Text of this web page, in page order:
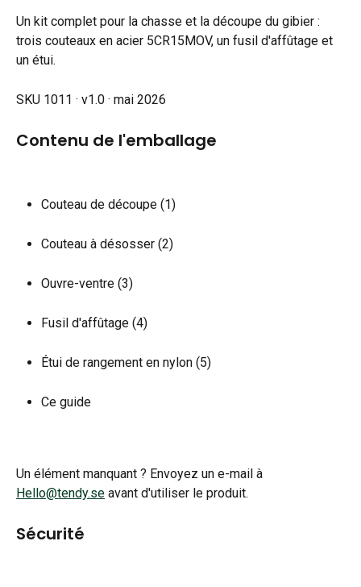
Un kit complet pour la chasse et la découpe du gibier :
trois couteaux en acier 5CR15MOV, un fusil d'affûtage et
un étui.
SKU 1011 · v1.0 · mai 2026
Contenu de l'emballage
Couteau de découpe (1)
Couteau à désosser (2)
Ouvre-ventre (3)
Fusil d'affûtage (4)
Étui de rangement en nylon (5)
Ce guide
Un élément manquant ? Envoyez un e-mail à
Hello@tendy.se avant d'utiliser le produit.
Sécurité